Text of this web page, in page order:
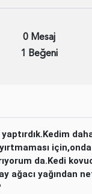
0 Mesaj
1 Beğeni
da.Kedi
ağacı yağından